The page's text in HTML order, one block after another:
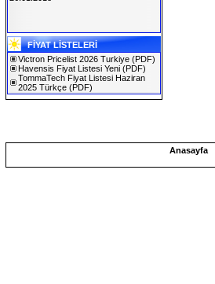
SOLAREX ISTANBUL 2019
30.01.2019
FİYAT LİSTELERİ
Victron Pricelist 2026 Turkiye (PDF)
Havensis Fiyat Listesi Yeni (PDF)
TommaTech Fiyat Listesi Haziran
2025 Türkçe (PDF)
Anasayfa